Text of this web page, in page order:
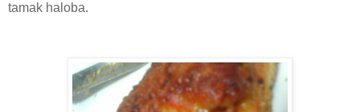
tamak haloba.